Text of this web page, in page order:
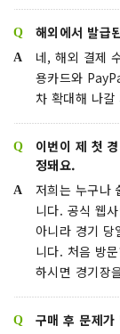
해외에서 발급
네, 해외 결제
용카드와
차 확대해 나갈
이번이 제 첫
정돼요.
저희는 누구나
니다. 공식 웹
아니라 경기
니다. 처음 방
하시면 경기장
구매 후 문제가